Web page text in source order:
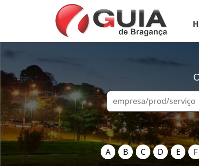
A B C D E F